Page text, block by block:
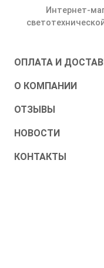
Интернет-
ОПЛАТА И
О КОМПАНИИ
ОТЗЫВЫ
НОВОСТИ
КОНТАКТЫ